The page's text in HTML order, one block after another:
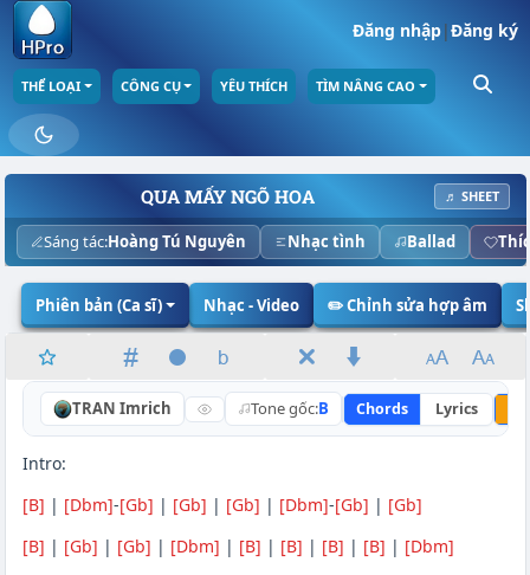
Đăng nhập|Đăng ký
THỂ LOẠI CÔNG CỤ YÊU THÍCH TÌM NÂNG CAO
QUA MẤY NGÕ HOA ♬ SHEET
Sáng tác:Hoàng Tú Nguyên Nhạc tình Ballad
Phiên bản (Ca sĩ) Nhạc - Video ✏️ Chỉnh sửa hợp âm
TRAN Imrich Tone gốc:B Chords Lyrics
Intro:
[B] | [Dbm]-[Gb] | [Gb] | [Gb] | [Dbm]-[Gb] | [Gb]
[B] | [Gb] | [Gb] | [Dbm] | [B] | [B] | [B] | [B] | [Dbm]